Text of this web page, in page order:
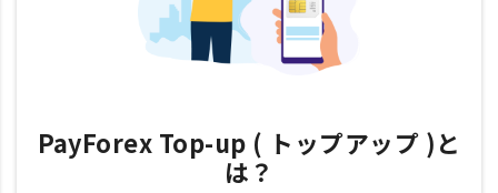
PayForex Top-up ( トップアップ )と
は？